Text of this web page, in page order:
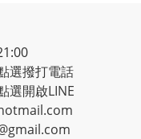
選撥打電話
選開啟LINE